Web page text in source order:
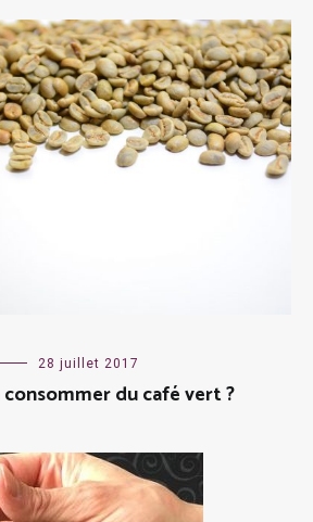
28 juillet 2017
du café vert ?